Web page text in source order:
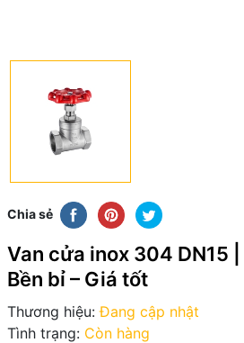
Chia sẻ
Van cửa inox 304 DN15 |
Bền bỉ – Giá tốt
Thương hiệu: Đang cập nhật
Tình trạng: Còn hàng